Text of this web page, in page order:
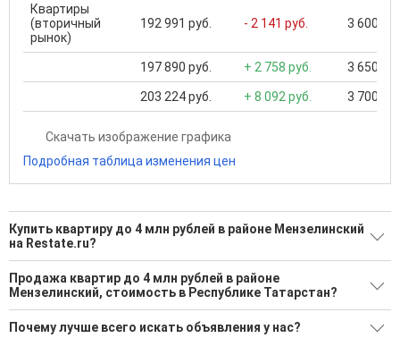
Квартиры
(вторичный
рынок)
192 991 руб. - 2 141 руб. 3 600
197 890 руб. + 2 758 руб. 3 650
203 224 руб. + 8 092 руб. 3 700
Скачать изображение графика
Подробная таблица изменения цен
Купить квартиру до 4 млн рублей в районе Мензелинский
на Restate.ru?
Поможем Купить квартиру до 4 млн рублей в районе
Мензелинский?
9 актуальных и проверенных объявлений
Продажа квартир до 4 млн рублей в районе
Мензелинский, стоимость в Республике Татарстан?
Минимальная цена: 2 550 000 Р. Максимальная цена: 3 950
000 Р; Средняя: 3 072 222 Р
Почему лучше всего искать объявления у нас?